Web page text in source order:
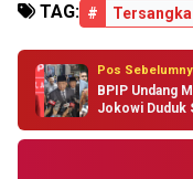
TAG: # Tersangka
Pos
BPIP Undang
Jokowi Duduk